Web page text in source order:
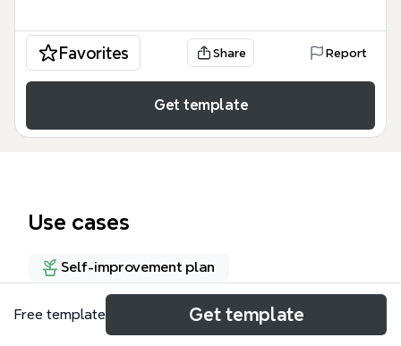
Favorites Share Report
Get template
Use cases
Self-improvement plan
About
Free template Get template